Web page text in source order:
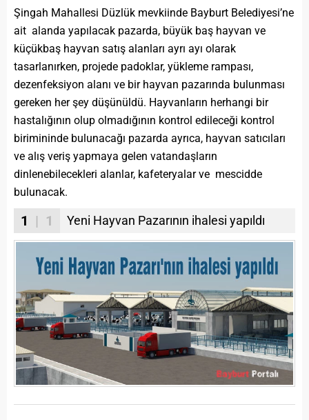
Şingah Mahallesi Düzlük mevkiinde Bayburt Belediyesi’ne
ait alanda yapılacak pazarda, büyük baş hayvan ve
küçükbaş hayvan satış alanları ayrı ayı olarak
tasarlanırken, projede padoklar, yükleme rampası,
dezenfeksiyon alanı ve bir hayvan pazarında bulunması
gereken her şey düşünüldü. Hayvanların herhangi bir
hastalığının olup olmadığının kontrol edileceği kontrol
birimininde bulunacağı pazarda ayrıca, hayvan satıcıları
ve alış veriş yapmaya gelen vatandaşların
dinlenebilecekleri alanlar, kafeteryalar ve mescidde
bulunacak.
1 | 1 Yeni Hayvan Pazarının ihalesi yapıldı